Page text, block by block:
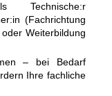
Technische:r
(Fachrichtung
Weiterbildung
– bei Bedarf
Ihre fachliche